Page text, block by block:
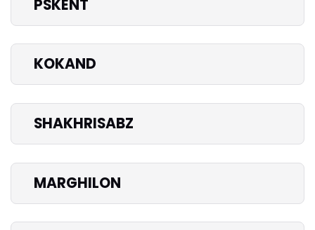
PSKENT
KOKAND
SHAKHRISABZ
MARGHILON